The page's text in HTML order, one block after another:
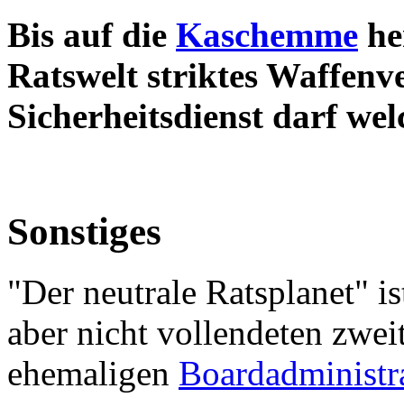
Bis auf die Kaschemme
Ratswelt striktes
Sicherheitsdienst darf
Sonstiges
"Der neutrale Ratsplanet"
aber nicht vollendeten
ehemaligen